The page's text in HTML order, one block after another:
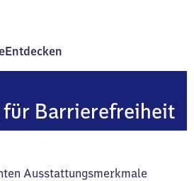
Entdecken
Barrierefreiheit
Ausstattungsmerkmale